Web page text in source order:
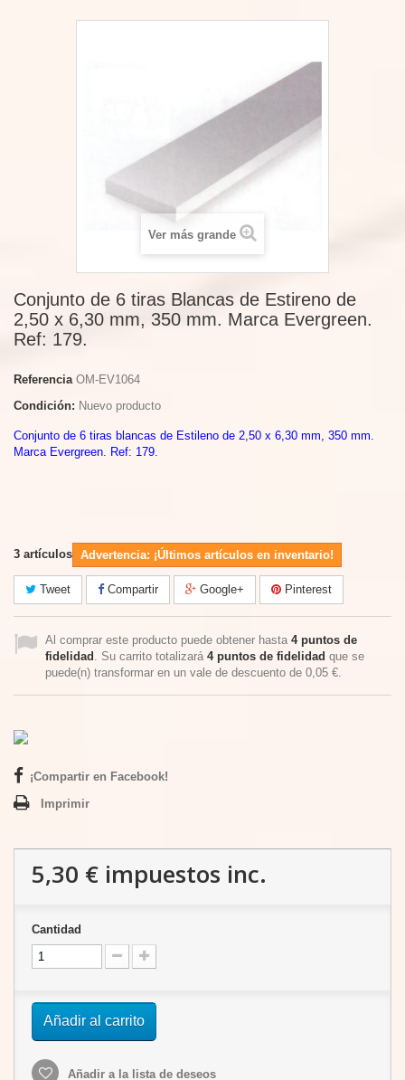
Ver más grande
Conjunto de 6 tiras Blancas de Estireno de
2,50 x 6,30 mm, 350 mm. Marca Evergreen.
Ref: 179.
Referencia OM-EV1064
Condición: Nuevo producto
Conjunto de 6 tiras blancas de Estileno de 2,50 x 6,30 mm, 350 mm.
Marca Evergreen. Ref: 179.
3 artículos Advertencia: ¡Últimos artículos en inventario!
Tweet Compartir Google+ Pinterest
Al comprar este producto puede obtener hasta 4puntos de
fidelidad . Su carrito totalizará 4puntos de fidelidad que se
puede(n) transformar en un vale de descuento de 0,05 €.
¡Compartir en Facebook!
Imprimir
5,30 € impuestos inc.
Cantidad
Añadir al carrito
Añadir a la lista de deseos